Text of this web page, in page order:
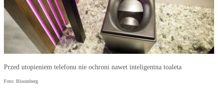
Przed utopieniem telefonu nie ochroni nawet inteligentna toaleta
Foto: Bloomberg